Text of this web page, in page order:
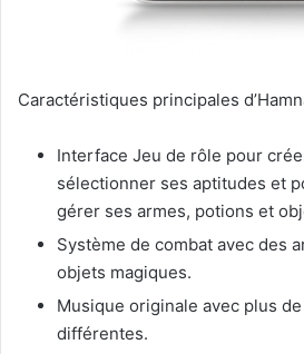
Caractéristiques principales
Interface Jeu de rôle pour
sélectionner ses aptitudes et
gérer ses armes, potions et
Système de combat avec des
objets magiques.
Musique originale avec plus
différentes.